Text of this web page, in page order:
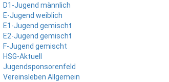
D1-Jugend männlich
E-Jugend weiblich
E1-Jugend gemischt
E2-Jugend gemischt
F-Jugend gemischt
HSG-Aktuell
Jugendsponsorenfeld
Vereinsleben Allgemein